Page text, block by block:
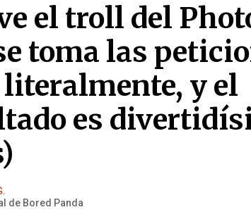
el troll del
toma las
y el
es
de Bored Panda